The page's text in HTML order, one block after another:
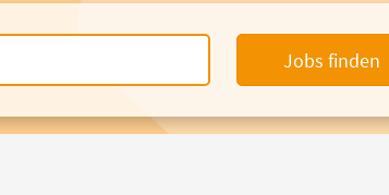
Jobs finden